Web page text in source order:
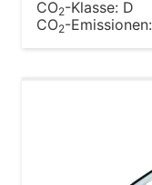
CO2-Klasse: D
CO2-Emissionen: